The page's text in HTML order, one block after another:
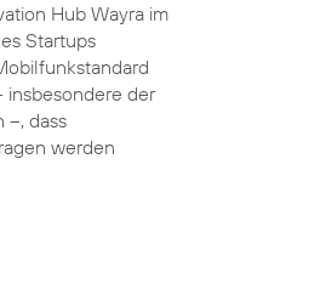
Hub Wayra im
Startups
der
–, dass
werden